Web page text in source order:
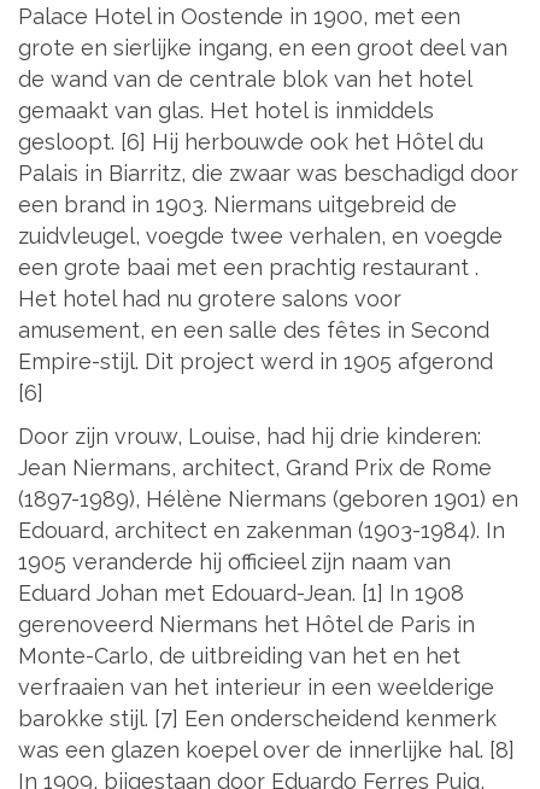
Palace Hotel in Oostende in 1900, met een
grote en sierlijke ingang, en een groot deel van
de wand van de centrale blok van het hotel
gemaakt van glas. Het hotel is inmiddels
gesloopt. [6] Hij herbouwde ook het Hôtel du
Palais in Biarritz, die zwaar was beschadigd door
een brand in 1903. Niermans uitgebreid de
zuidvleugel, voegde twee verhalen, en voegde
een grote baai met een prachtig restaurant .
Het hotel had nu grotere salons voor
amusement, en een salle des fêtes in Second
Empire-stijl. Dit project werd in 1905 afgerond
[6]
Door zijn vrouw, Louise, had hij drie kinderen:
Jean Niermans, architect, Grand Prix de Rome
(1897-1989), Hélène Niermans (geboren 1901) en
Edouard, architect en zakenman (1903-1984). In
1905 veranderde hij officieel zijn naam van
Eduard Johan met Edouard-Jean. [1] In 1908
gerenoveerd Niermans het Hôtel de Paris in
Monte-Carlo, de uitbreiding van het en het
verfraaien van het interieur in een weelderige
barokke stijl. [7] Een onderscheidend kenmerk
was een glazen koepel over de innerlijke hal. [8]
In 1909, bijgestaan ​​door Eduardo Ferres Puig,